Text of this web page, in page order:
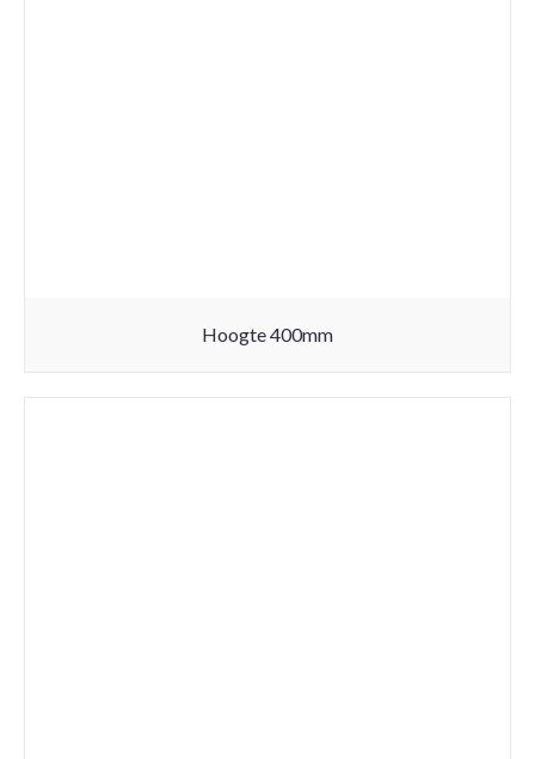
Hoogte 400mm